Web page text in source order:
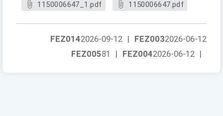
1150006647_1.pdf 1150006647.pdf
FEZ0032026-06-12
FEZ0142026-09-12 |
FEZ0042026-06-12 |
FEZ00581 |